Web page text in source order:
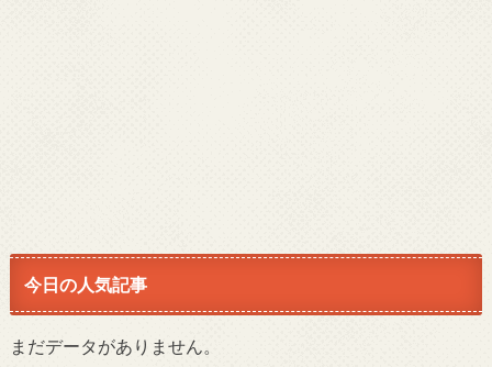
今日の人気記事
まだデータがありません。